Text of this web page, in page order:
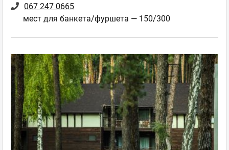
067 247 0665
мест для банкета/фуршета — 150/300